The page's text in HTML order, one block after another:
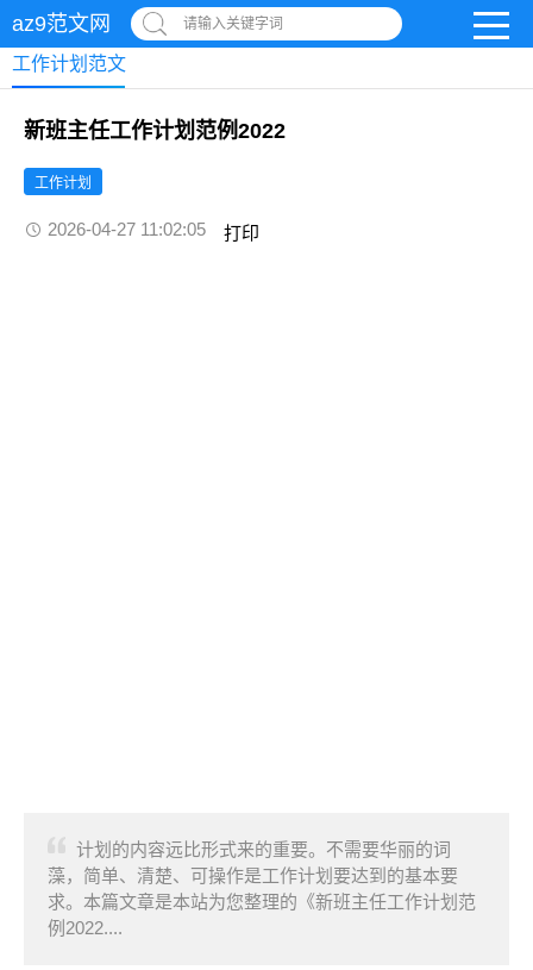
az9范文网 请输入关键字词
工作计划范文
新班主任工作计划范例2022
工作计划
2026-04-27 11:02:05 打印
计划的内容远比形式来的重要。不需要华丽的词
藻，简单、清楚、可操作是工作计划要达到的基本要
求。本篇文章是本站为您整理的《新班主任工作计划范
例2022....